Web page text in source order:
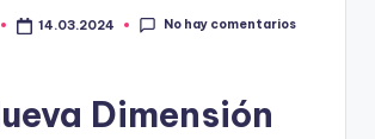
14.03.2024 No hay comentarios
Dimensión